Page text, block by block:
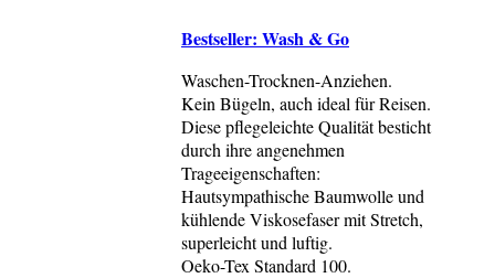
Bestseller: Wash & Go
Waschen-Trocknen-Anziehen.
Kein Bügeln, auch ideal für Reisen.
Diese pflegeleichte Qualität besticht
durch ihre angenehmen
Trageeigenschaften:
Hautsympathische Baumwolle und
kühlende Viskosefaser mit Stretch,
superleicht und luftig.
Oeko-Tex Standard 100.